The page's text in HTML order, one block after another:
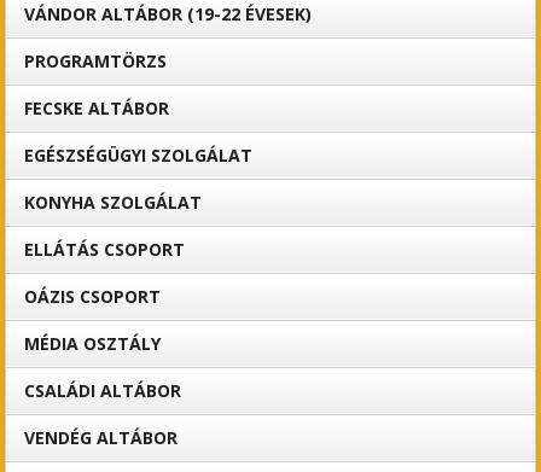
VÁNDOR ALTÁBOR (19-22 ÉVESEK)
PROGRAMTÖRZS
FECSKE ALTÁBOR
EGÉSZSÉGÜGYI SZOLGÁLAT
KONYHA SZOLGÁLAT
ELLÁTÁS CSOPORT
OÁZIS CSOPORT
MÉDIA OSZTÁLY
CSALÁDI ALTÁBOR
VENDÉG ALTÁBOR